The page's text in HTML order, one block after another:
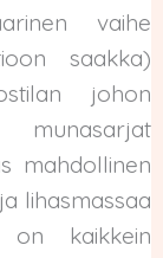
vaihe
saakka)
johon
munasarjat
mahdollinen
lihasmassaa
on kaikkein